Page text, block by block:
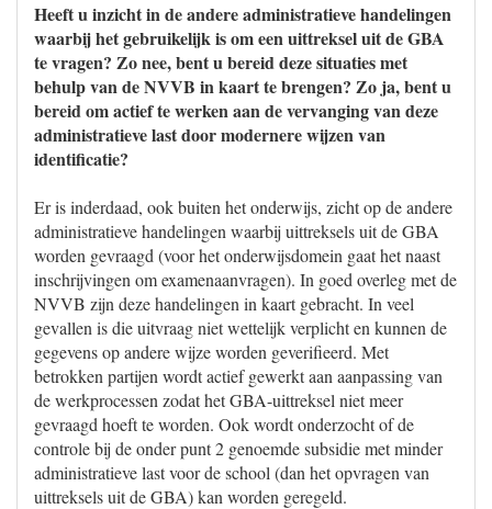
Heeft u inzicht in de andere administratieve handelingen
waarbij het gebruikelijk is om een uittreksel uit de GBA
te vragen? Zo nee, bent u bereid deze situaties met
behulp van de NVVB in kaart te brengen? Zo ja, bent u
bereid om actief te werken aan de vervanging van deze
administratieve last door modernere wijzen van
identificatie?
Er is inderdaad, ook buiten het onderwijs, zicht op de andere
administratieve handelingen waarbij uittreksels uit de GBA
worden gevraagd (voor het onderwijsdomein gaat het naast
inschrijvingen om examenaanvragen). In goed overleg met de
NVVB zijn deze handelingen in kaart gebracht. In veel
gevallen is die uitvraag niet wettelijk verplicht en kunnen de
gegevens op andere wijze worden geverifieerd. Met
betrokken partijen wordt actief gewerkt aan aanpassing van
de werkprocessen zodat het GBA-uittreksel niet meer
gevraagd hoeft te worden. Ook wordt onderzocht of de
controle bij de onder punt 2 genoemde subsidie met minder
administratieve last voor de school (dan het opvragen van
uittreksels uit de GBA) kan worden geregeld.